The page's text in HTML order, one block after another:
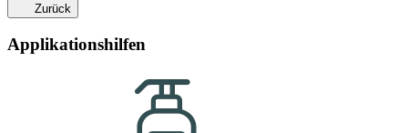
Zurück
Applikationshilfen